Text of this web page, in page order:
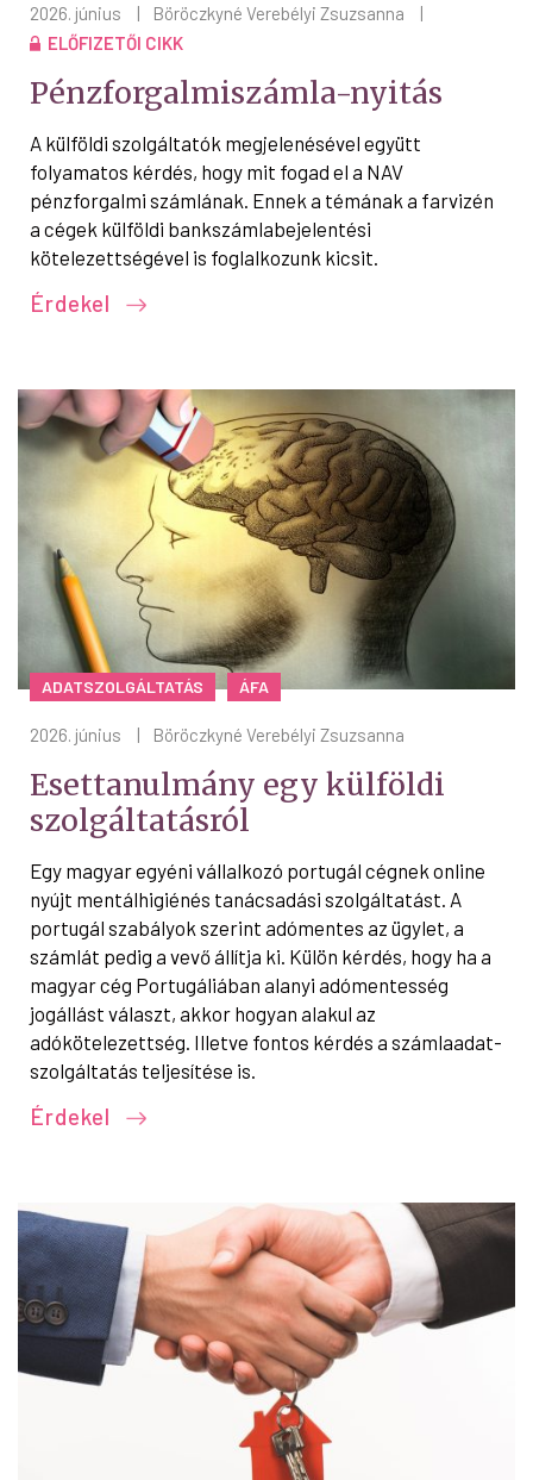
2026. június | Böröczkyné Verebélyi Zsuzsanna
|
ELŐFIZETŐI CIKK
Pénzforgalmiszámla-nyitás
A külföldi szolgáltatók megjelenésével együtt
folyamatos kérdés, hogy mit fogad el a NAV
pénzforgalmi számlának. Ennek a témának a farvizén
a cégek külföldi bankszámlabejelentési
kötelezettségével is foglalkozunk kicsit.
Érdekel
ADATSZOLGÁLTATÁS ÁFA
2026. június | Böröczkyné Verebélyi Zsuzsanna
Esettanulmány egy külföldi
szolgáltatásról
Egy magyar egyéni vállalkozó portugál cégnek online
nyújt mentálhigiénés tanácsadási szolgáltatást. A
portugál szabályok szerint adómentes az ügylet, a
számlát pedig a vevő állítja ki. Külön kérdés, hogy ha a
magyar cég Portugáliában alanyi adómentesség
jogállást választ, akkor hogyan alakul az
adókötelezettség. Illetve fontos kérdés a számlaadat-
szolgáltatás teljesítése is.
Érdekel